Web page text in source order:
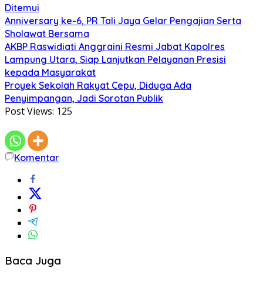
Ditemui
Anniversary ke-6, PR Tali Jaya Gelar Pengajian Serta
Sholawat Bersama
AKBP Raswidiati Anggraini Resmi Jabat Kapolres
Lampung Utara, Siap Lanjutkan Pelayanan Presisi
kepada Masyarakat
Proyek Sekolah Rakyat Cepu, Diduga Ada
Penyimpangan, Jadi Sorotan Publik
Post Views: 125
Komentar
Baca Juga